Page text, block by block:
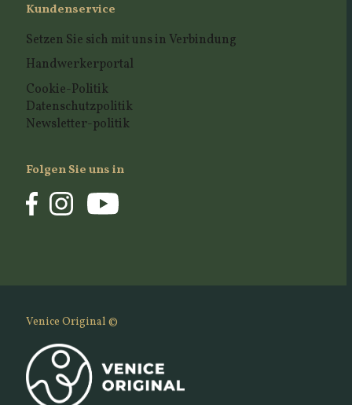
Kundenservice
Setzen Sie sich mit uns in Verbindung
Handwerkerportal
Cookie-Politik
Datenschutzpolitik
Newsletter-politik
Folgen Sie uns in
Venice Original ©